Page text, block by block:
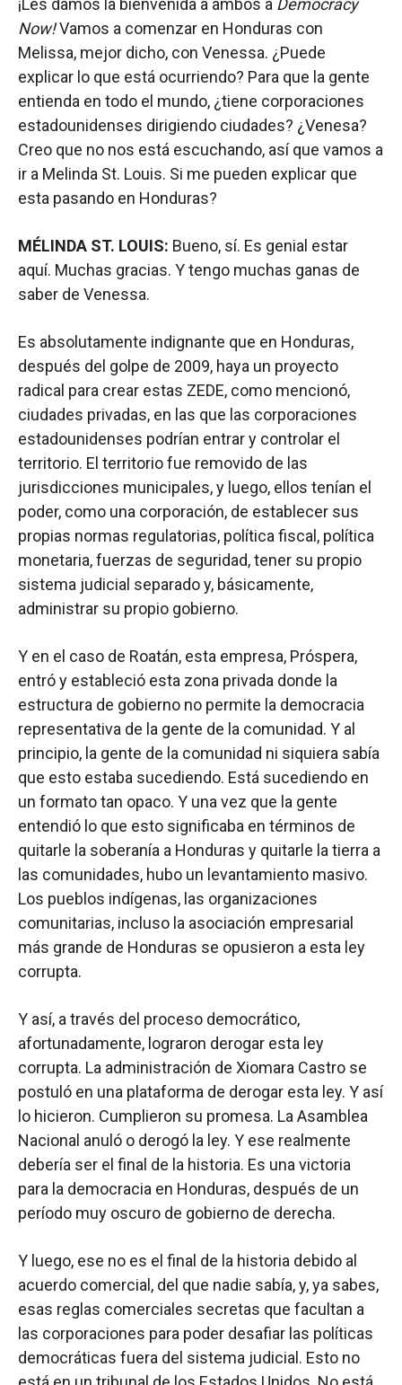
¡Les damos la bienvenida a ambos a Democracy
Now!Vamos a comenzar en Honduras con
Melissa, mejor dicho, con Venessa. ¿Puede
explicar lo que está ocurriendo? Para que la gente
entienda en todo el mundo, ¿tiene corporaciones
estadounidenses dirigiendo ciudades? ¿Venesa?
Creo que no nos está escuchando, así que vamos a
ir a Melinda St. Louis. Si me pueden explicar que
esta pasando en Honduras?
MÉLINDA ST. LOUIS: Bueno, sí. Es genial estar
aquí. Muchas gracias. Y tengo muchas ganas de
saber de Venessa.
Es absolutamente indignante que en Honduras,
después del golpe de 2009, haya un proyecto
radical para crear estas ZEDE, como mencionó,
ciudades privadas, en las que las corporaciones
estadounidenses podrían entrar y controlar el
territorio. El territorio fue removido de las
jurisdicciones municipales, y luego, ellos tenían el
poder, como una corporación, de establecer sus
propias normas regulatorias, política fiscal, política
monetaria, fuerzas de seguridad, tener su propio
sistema judicial separado y, básicamente,
administrar su propio gobierno.
Y en el caso de Roatán, esta empresa, Próspera,
entró y estableció esta zona privada donde la
estructura de gobierno no permite la democracia
representativa de la gente de la comunidad. Y al
principio, la gente de la comunidad ni siquiera sabía
que esto estaba sucediendo. Está sucediendo en
un formato tan opaco. Y una vez que la gente
entendió lo que esto significaba en términos de
quitarle la soberanía a Honduras y quitarle la tierra a
las comunidades, hubo un levantamiento masivo.
Los pueblos indígenas, las organizaciones
comunitarias, incluso la asociación empresarial
más grande de Honduras se opusieron a esta ley
corrupta.
Y así, a través del proceso democrático,
afortunadamente, lograron derogar esta ley
corrupta. La administración de Xiomara Castro se
postuló en una plataforma de derogar esta ley. Y así
lo hicieron. Cumplieron su promesa. La Asamblea
Nacional anuló o derogó la ley. Y ese realmente
debería ser el final de la historia. Es una victoria
para la democracia en Honduras, después de un
período muy oscuro de gobierno de derecha.
Y luego, ese no es el final de la historia debido al
acuerdo comercial, del que nadie sabía, y, ya sabes,
esas reglas comerciales secretas que facultan a
las corporaciones para poder desafiar las políticas
democráticas fuera del sistema judicial. Esto no